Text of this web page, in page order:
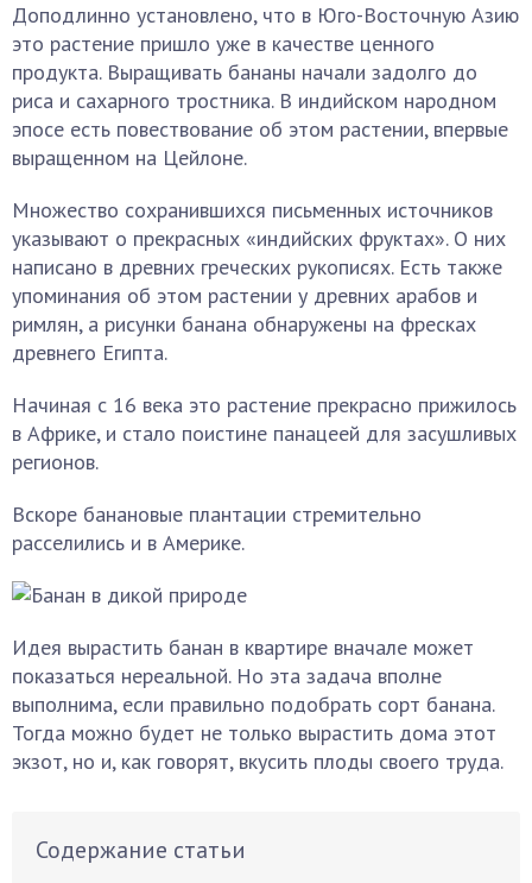
Доподлинно установлено, что в Юго-Восточную Азию
это растение пришло уже в качестве ценного
продукта. Выращивать бананы начали задолго до
риса и сахарного тростника. В индийском народном
эпосе есть повествование об этом растении, впервые
выращенном на Цейлоне.
Множество сохранившихся письменных источников
указывают о прекрасных «индийских фруктах». О них
написано в древних греческих рукописях. Есть также
упоминания об этом растении у древних арабов и
римлян, а рисунки банана обнаружены на фресках
древнего Египта.
Начиная с 16 века это растение прекрасно прижилось
в Африке, и стало поистине панацеей для засушливых
регионов.
Вскоре банановые плантации стремительно
расселились и в Америке.
Идея вырастить банан в квартире вначале может
показаться нереальной. Но эта задача вполне
выполнима, если правильно подобрать сорт банана.
Тогда можно будет не только вырастить дома этот
экзот, но и, как говорят, вкусить плоды своего труда.
Содержание статьи